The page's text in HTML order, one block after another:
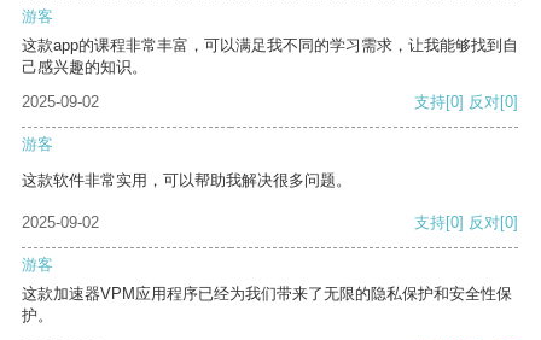
游客
这款app的课程非常丰富，可以满足我不同的学习需求，让我能够找到自
己感兴趣的知识。
2025-09-02
支持[0] 反对[0]
游客
这款软件非常实用，可以帮助我解决很多问题。
2025-09-02 支持[0] 反对[0]
游客
这款加速器VPM应用程序已经为我们带来了无限的隐私保护和安全性保
护。